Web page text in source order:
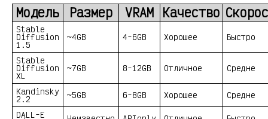
Модель Размер VRAM Качество
Stable
Diffusion
1.5
~4GB 4-6GB Хорошее Быстро
Stable
Diffusion
XL
~7GB 8-12GB Отличное Средне
Kandinsky
2.2 ~5GB 6-8GB Хорошее
Средне
DALL-E